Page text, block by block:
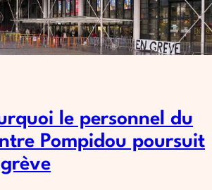
le personnel du
Pompidou poursuit